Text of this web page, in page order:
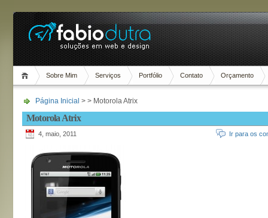
Sobre Mim Serviços Portfólio Contato Orçamento
Página Inicial > > Motorola Atrix
Motorola Atrix
4, maio, 2011 Ir para os